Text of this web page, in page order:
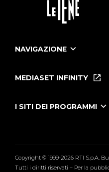
NAVIGAZIONE
Le Iene Presentano Inside
Tutti i servizi
MEDIASET INFINITY
I SITI DEI PROGRAMMI
Verissimo
Copyright © 1999-2026 RTI S.p.A.
Tutti i diritti riservati – Per la